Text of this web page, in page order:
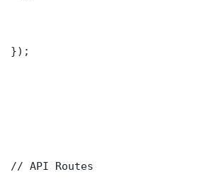
});
// API Routes